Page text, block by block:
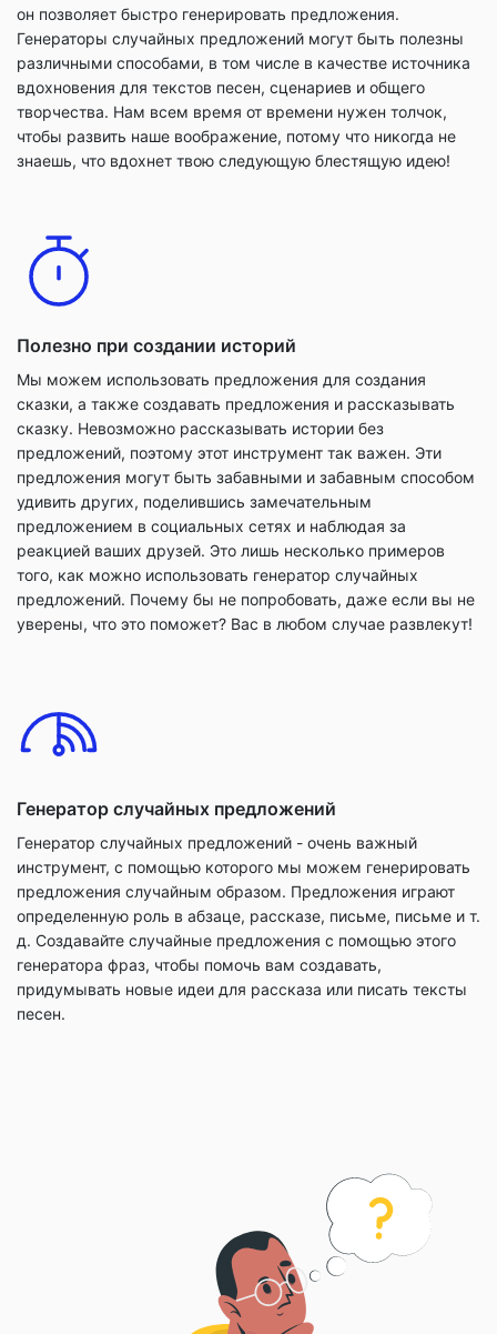
он позволяет быстро генерировать предложения.
Генераторы случайных предложений могут быть полезны
различными способами, в том числе в качестве источника
вдохновения для текстов песен, сценариев и общего
творчества. Нам всем время от времени нужен толчок,
чтобы развить наше воображение, потому что никогда не
знаешь, что вдохнет твою следующую блестящую идею!
Полезно при создании историй
Мы можем использовать предложения для создания
сказки, а также создавать предложения и рассказывать
сказку. Невозможно рассказывать истории без
предложений, поэтому этот инструмент так важен. Эти
предложения могут быть забавными и забавным способом
удивить других, поделившись замечательным
предложением в социальных сетях и наблюдая за
реакцией ваших друзей. Это лишь несколько примеров
того, как можно использовать генератор случайных
предложений. Почему бы не попробовать, даже если вы не
уверены, что это поможет? Вас в любом случае развлекут!
Генератор случайных предложений
Генератор случайных предложений - очень важный
инструмент, с помощью которого мы можем генерировать
предложения случайным образом. Предложения играют
определенную роль в абзаце, рассказе, письме, письме и т.
д. Создавайте случайные предложения с помощью этого
генератора фраз, чтобы помочь вам создавать,
придумывать новые идеи для рассказа или писать тексты
песен.